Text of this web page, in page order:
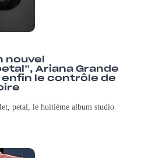
nouvel
Ariana Grande
le contrôle de
petal, le huitième album studio